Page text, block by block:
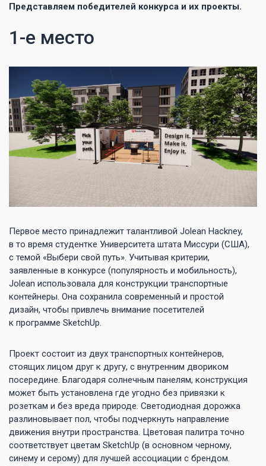
Представляем победителей конкурса и их проекты.
1-е место
Первое место принадлежит талантливой Jolean Hackney,
в то время студентке Университета штата Миссури (США),
с темой «Выбери свой путь». Учитывая критерии,
заявленные в конкурсе (популярность и мобильность),
Jolean использовала для конструкции транспортные
контейнеры. Она сохранила современный и простой
дизайн, чтобы привлечь внимание посетителей
к программе SketchUp.
Проект состоит из двух транспортных контейнеров,
стоящих лицом друг к другу, с внутренним двориком
посередине. Благодаря солнечным панелям, конструкция
может быть установлена где угодно без привязки к
розеткам и без вреда природе. Светодиодная дорожка
разлиновывает пол, чтобы подчеркнуть направление
движения внутри пространства. Цветовая палитра точно
соответствует цветам SketchUp (в основном черному,
синему и серому) для лучшей ассоциации с брендом.